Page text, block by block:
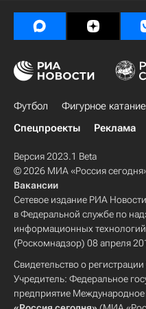
Футбол Фигурное катание
Спецпроекты
Реклама
Версия 2023.1 Beta
© 2026 МИА «Россия
Вакансии
Сетевое издание РИА
в Федеральной службе по
информационных
(Роскомнадзор) 08 апреля
Свидетельство о
Учредитель: Федеральное
предприятие